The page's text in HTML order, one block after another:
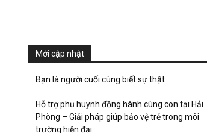
Mới cập nhật
Bạn là người cuối cùng biết sự thật
Hỗ trợ phụ huynh đồng hành cùng con tại Hải
Phòng – Giải pháp giúp bảo vệ trẻ trong môi
trường hiện đại